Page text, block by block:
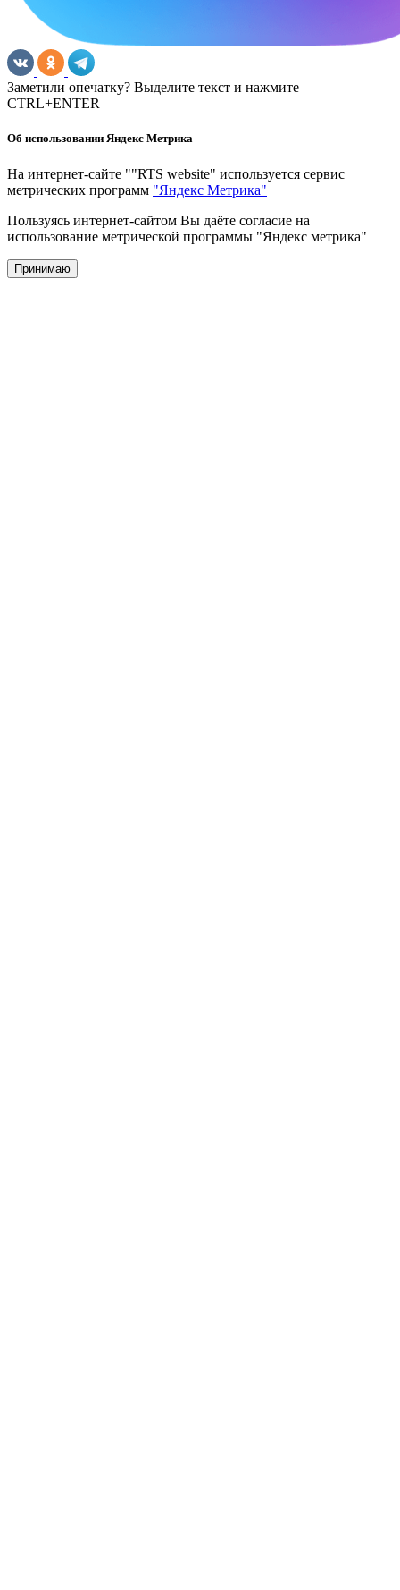
Заметили опечатку? Выделите текст и нажмите
CTRL+ENTER
Об использовании Яндекс Метрика
На интернет-сайте ""RTS website" используется сервис
метрических программ "Яндекс Метрика"
Пользуясь интернет-сайтом Вы даёте согласие на
использование метрической программы "Яндекс метрика"
Принимаю